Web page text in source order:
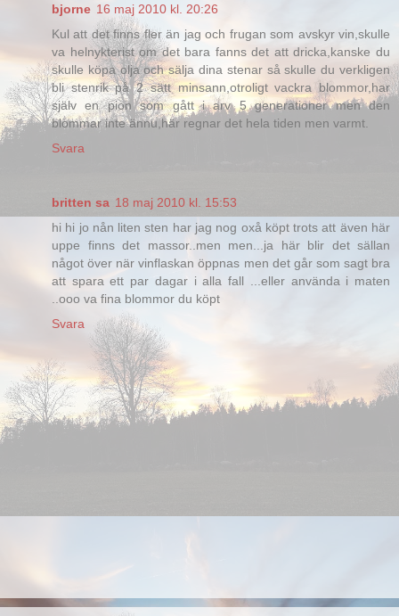
bjorne 16 maj 2010 kl. 20:26
Kul att det finns fler än jag och frugan som avskyr vin,skulle
va helnykterist om det bara fanns det att dricka,kanske du
skulle köpa olja och sälja dina stenar så skulle du verkligen
bli stenrik på 2 sätt minsann,otroligt vackra blommor,har
själv en pion som gått i arv 5 generationer men den
blommar inte ännu,här regnar det hela tiden men varmt.
Svara
britten sa 18 maj 2010 kl. 15:53
hi hi jo nån liten sten har jag nog oxå köpt trots att även här
uppe finns det massor..men men...ja här blir det sällan
något över när vinflaskan öppnas men det går som sagt bra
att spara ett par dagar i alla fall ...eller använda i maten
..ooo va fina blommor du köpt
Svara